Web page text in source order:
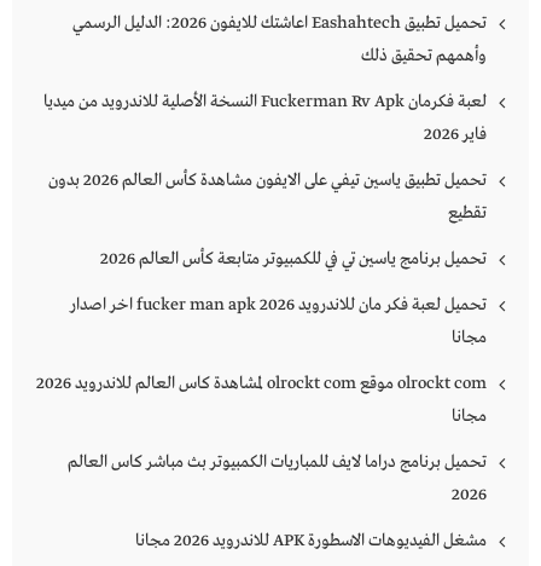
تحميل تطبيق Eashahtech اعاشتك للايفون 2026: الدليل الرسمي
وأهمهم تحقيق ذلك
لعبة فكرمان Fuckerman Rv Apk النسخة الأصلية للاندرويد من ميديا
فاير 2026
تحميل تطبيق ياسين تيفي على الايفون مشاهدة كأس العالم 2026 بدون
تقطيع
تحميل برنامج ياسين تي في للكمبيوتر متابعة كأس العالم 2026
تحميل لعبة فكر مان للاندرويد 2026 fucker man apk اخر اصدار
مجانا
olrockt com موقع olrockt com لمشاهدة كاس العالم للاندرويد 2026
مجانا
تحميل برنامج دراما لايف للمباريات الكمبيوتر بث مباشر كاس العالم
2026
مشغل الفيديوهات الاسطورة APK للاندرويد 2026 مجانا